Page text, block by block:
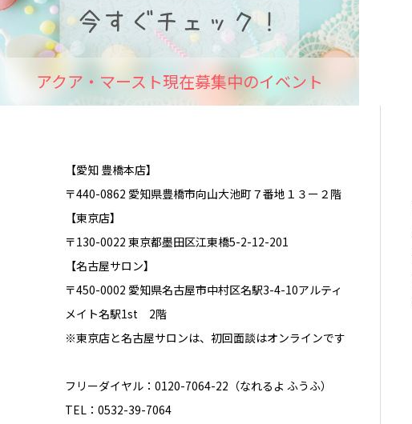
アクア・マースト現在募集中のイベント
【愛知 豊橋本店】
〒440-0862 愛知県豊橋市向山大池町７番地１３ー２階
【東京店】
〒130-0022 東京都墨田区江東橋5-2-12-201
【名古屋サロン】
〒450-0002 愛知県名古屋市中村区名駅3-4-10アルティ
メイト名駅1st 2階
※東京店と名古屋サロンは、初回面談はオンラインです
フリーダイヤル：0120-7064-22（なれるよ ふうふ）
TEL：0532-39-7064